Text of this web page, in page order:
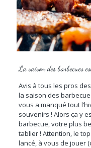
La saison des barbecues
Avis à tous les pros
la saison des
vous a manqué tout
souvenirs ! Alors ça y
barbecue, votre plus
tablier ! Attention, le
lancé, à vous de jouer